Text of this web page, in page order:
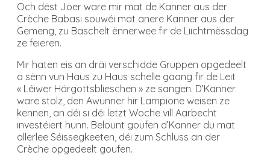
Och dëst Joer ware mir mat de Kanner aus der
Crèche Babasi souwéi mat anere Kanner aus der
Gemeng, zu Baschelt ënnerwee fir de Liichtmëssdag
ze feieren.
Mir haten eis an dräi verschidde Gruppen opgedeelt
a sënn vun Haus zu Haus schelle gaang fir de Leit
« Léiwer Härgottsblieschen » ze sangen. D’Kanner
ware stolz, den Awunner hir Lampione weisen ze
kennen, an déi si déi letzt Woche vill Aarbecht
investéiert hunn. Belount goufen d’Kanner du mat
allerlee Séissegkeeten, déi zum Schluss an der
Crèche opgedeelt goufen.